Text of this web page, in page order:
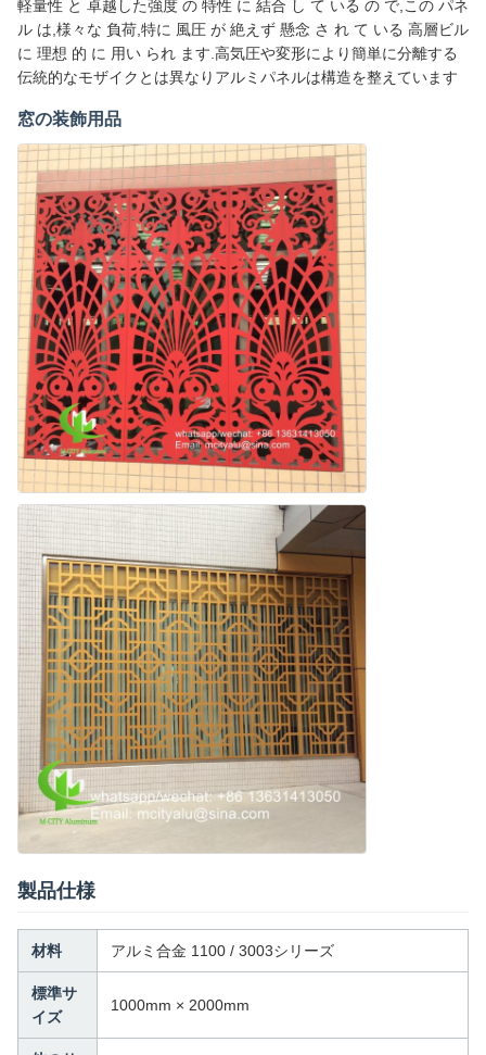
軽量性 と 卓越した強度 の 特性 に 結合 し て いる の で,この パネ
ル は,様々な 負荷,特に 風圧 が 絶えず 懸念 さ れ て いる 高層ビル
に 理想 的 に 用い られ ます.高気圧や変形により簡単に分離する
伝統的なモザイクとは異なりアルミパネルは構造を整えています
窓の装飾用品
製品仕様
材料 アルミ合金 1100 / 3003シリーズ
標準サ
イズ
1000mm × 2000mm